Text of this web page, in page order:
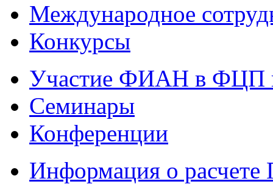
Международное
Конкурсы
Участие ФИАН в ФЦП
Семинары
Конференции
Информация о